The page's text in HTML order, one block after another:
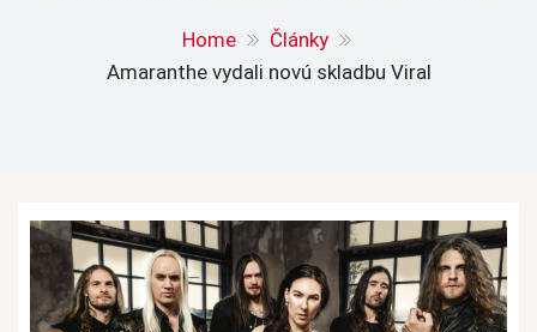
Home
Články
Amaranthe vydali novú skladbu Viral